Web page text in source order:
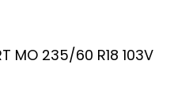
MO 235/60 R18 103V